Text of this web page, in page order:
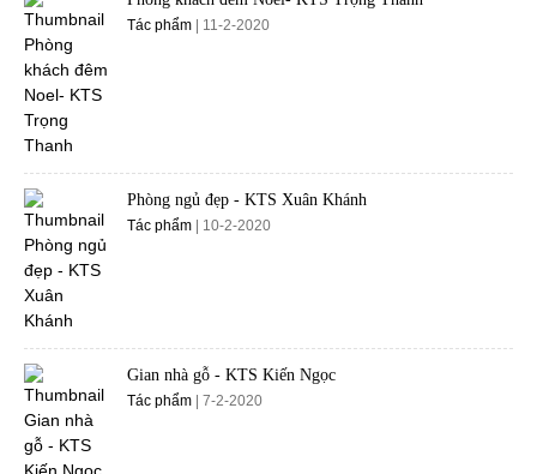
Tác phẩm | 11-2-2020
Phòng ngủ đẹp - KTS Xuân Khánh
Tác phẩm | 10-2-2020
Gian nhà gỗ - KTS Kiến Ngọc
Tác phẩm | 7-2-2020